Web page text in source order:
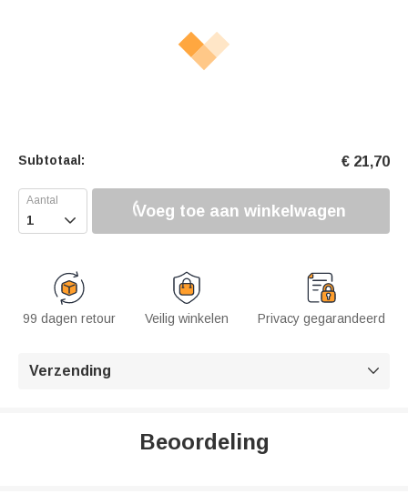
Subtotaal: € 21,70
 Voeg toe aan winkelwagen
99 dagen retour Veilig winkelen Privacy gegarandeerd
Verzending 
Beoordeling